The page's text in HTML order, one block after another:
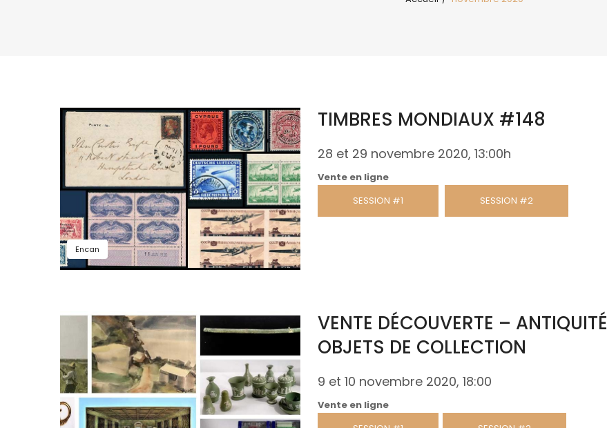
Encan
TIMBRES MONDIAUX #148
28 et 29 novembre 2020, 13:00h
Vente en ligne
SESSION #1
SESSION #2
VENTE DÉCOUVERTE –
OBJETS DE COLLECTION
9 et 10 novembre 2020, 18:00
Vente en ligne